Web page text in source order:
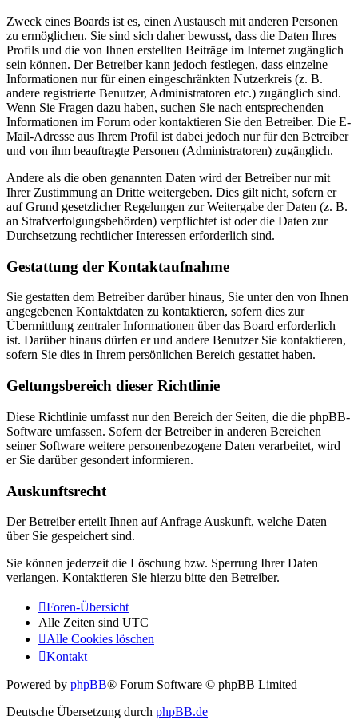
Zweck eines Boards ist es, einen Austausch mit anderen Personen
zu ermöglichen. Sie sind sich daher bewusst, dass die Daten Ihres
Profils und die von Ihnen erstellten Beiträge im Internet zugänglich
sein können. Der Betreiber kann jedoch festlegen, dass einzelne
Informationen nur für einen eingeschränkten Nutzerkreis (z. B.
andere registrierte Benutzer, Administratoren etc.) zugänglich sind.
Wenn Sie Fragen dazu haben, suchen Sie nach entsprechenden
Informationen im Forum oder kontaktieren Sie den Betreiber. Die E-
Mail-Adresse aus Ihrem Profil ist dabei jedoch nur für den Betreiber
und von ihm beauftragte Personen (Administratoren) zugänglich.
Andere als die oben genannten Daten wird der Betreiber nur mit
Ihrer Zustimmung an Dritte weitergeben. Dies gilt nicht, sofern er
auf Grund gesetzlicher Regelungen zur Weitergabe der Daten (z. B.
an Strafverfolgungsbehörden) verpflichtet ist oder die Daten zur
Durchsetzung rechtlicher Interessen erforderlich sind.
Gestattung der Kontaktaufnahme
Sie gestatten dem Betreiber darüber hinaus, Sie unter den von Ihnen
angegebenen Kontaktdaten zu kontaktieren, sofern dies zur
Übermittlung zentraler Informationen über das Board erforderlich
ist. Darüber hinaus dürfen er und andere Benutzer Sie kontaktieren,
sofern Sie dies in Ihrem persönlichen Bereich gestattet haben.
Geltungsbereich dieser Richtlinie
Diese Richtlinie umfasst nur den Bereich der Seiten, die die phpBB-
Software umfassen. Sofern der Betreiber in anderen Bereichen
seiner Software weitere personenbezogene Daten verarbeitet, wird
er Sie darüber gesondert informieren.
Auskunftsrecht
Der Betreiber erteilt Ihnen auf Anfrage Auskunft, welche Daten
über Sie gespeichert sind.
Sie können jederzeit die Löschung bzw. Sperrung Ihrer Daten
verlangen. Kontaktieren Sie hierzu bitte den Betreiber.
Foren-Übersicht
Alle Zeiten sind UTC
Alle Cookies löschen
Kontakt
Powered by phpBB® Forum Software © phpBB Limited
Deutsche Übersetzung durch phpBB.de